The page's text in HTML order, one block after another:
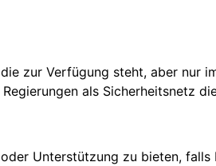
zur Verfügung steht, aber nur
als Sicherheitsnetz
Unterstützung zu bieten, falls